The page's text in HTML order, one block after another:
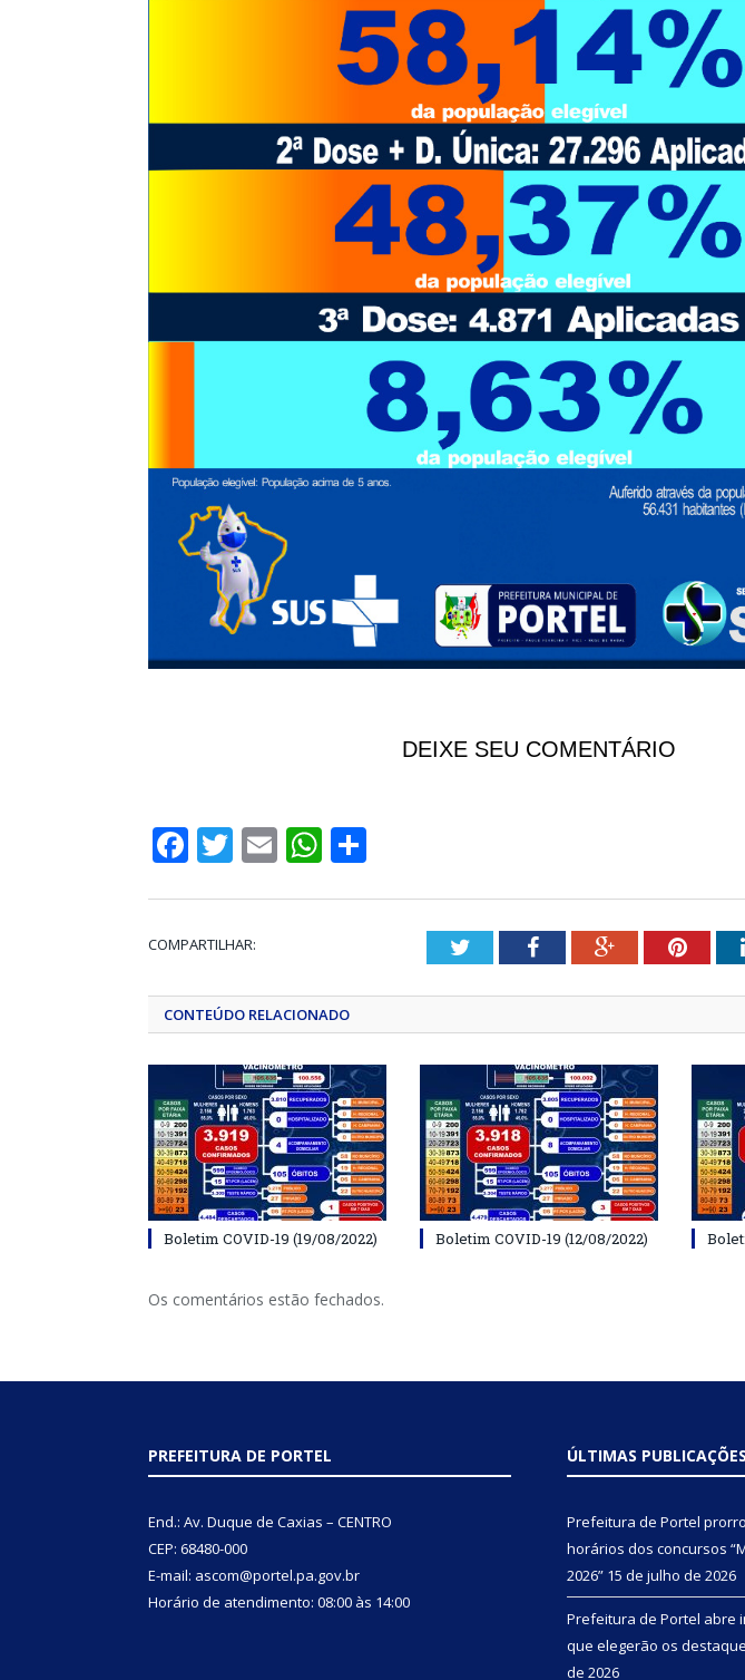
DEIXE SEU COMENTÁRIO
Facebook
Twitter
EmailWhatsApp
COMPARTILHAR: TwitterFacebookGoogle+
CONTEÚDO RELACIONADO
Boletim COVID-19 (19/08/2022) Boletim COVID-19 (12/08/2022)
Os comentários estão fechados.
PREFEITURA DE PORTEL
End.: Av. Duque de Caxias – CENTRO
CEP: 68480-000
E-mail: ascom@portel.pa.gov.br
Horário de atendimento: 08:00 às 14:00
ÚLTIMAS PUBLICAÇÕES
Prefeitura de Portel
horários dos concursos
2026” 15 de julho de 2026
Prefeitura de Portel abre
que elegerão os
de 2026